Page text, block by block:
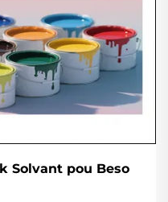
Solvant pou Beso